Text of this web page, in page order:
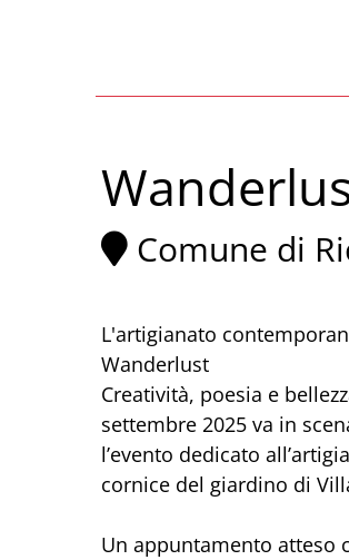
Comune di
L'artigianato
Wanderlust
Creatività, poesia e
settembre 2025 va in
l’evento dedicato
cornice del giardino di
Un appuntamento atteso